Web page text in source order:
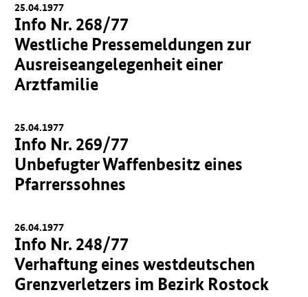
25.04.1977
Info Nr. 268/77
Westliche Pressemeldungen zur
Ausreiseangelegenheit einer
Arztfamilie
25.04.1977
Info Nr. 269/77
Unbefugter Waffenbesitz eines
Pfarrerssohnes
26.04.1977
Info Nr. 248/77
Verhaftung eines westdeutschen
Grenzverletzers im Bezirk Rostock